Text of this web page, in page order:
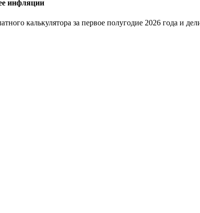
инфляции
калькулятора за первое полугодие 2026 года и